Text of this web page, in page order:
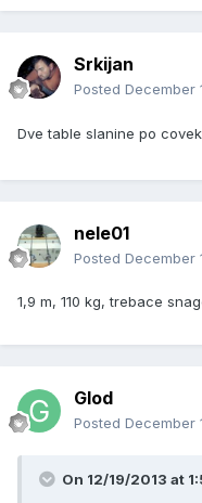
Srkijan
Posted December
Dve table slanine po
nele01
Posted December
1,9 m, 110 kg, trebace
Glod
Posted December
On 12/19/2013 at